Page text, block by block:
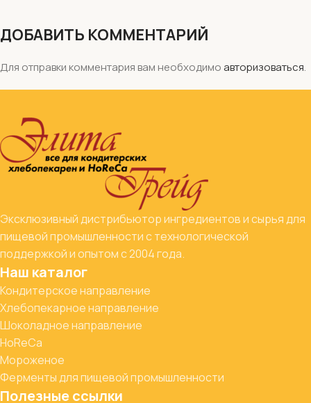
ДОБАВИТЬ КОММЕНТАРИЙ
Для отправки комментария вам необходимоавторизоваться.
Эксклюзивный дистрибьютор ингредиентов и сырья для
пищевой промышленности с технологической
поддержкой и опытом с 2004 года.
Наш каталог
Кондитерское направление
Хлебопекарное направление
Шоколадное направление
HoReCa
Мороженое
Ферменты для пищевой промышленности
Полезные ссылки